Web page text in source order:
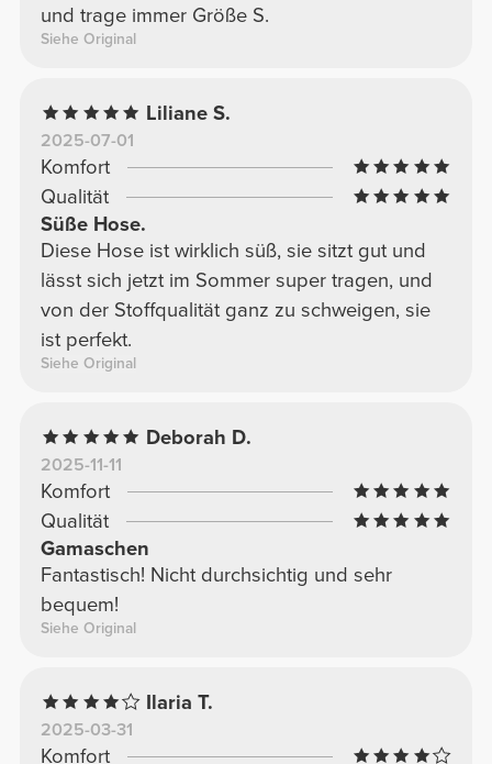
und trage immer Größe S.
Siehe Original
Liliane S.
2025-07-01
Komfort
Qualität
Süße Hose.
Diese Hose ist wirklich süß, sie sitzt gut und
lässt sich jetzt im Sommer super tragen, und
von der Stoffqualität ganz zu schweigen, sie
ist perfekt.
Siehe Original
Deborah D.
2025-11-11
Komfort
Qualität
Gamaschen
Fantastisch! Nicht durchsichtig und sehr
bequem!
Siehe Original
Ilaria T.
2025-03-31
Komfort